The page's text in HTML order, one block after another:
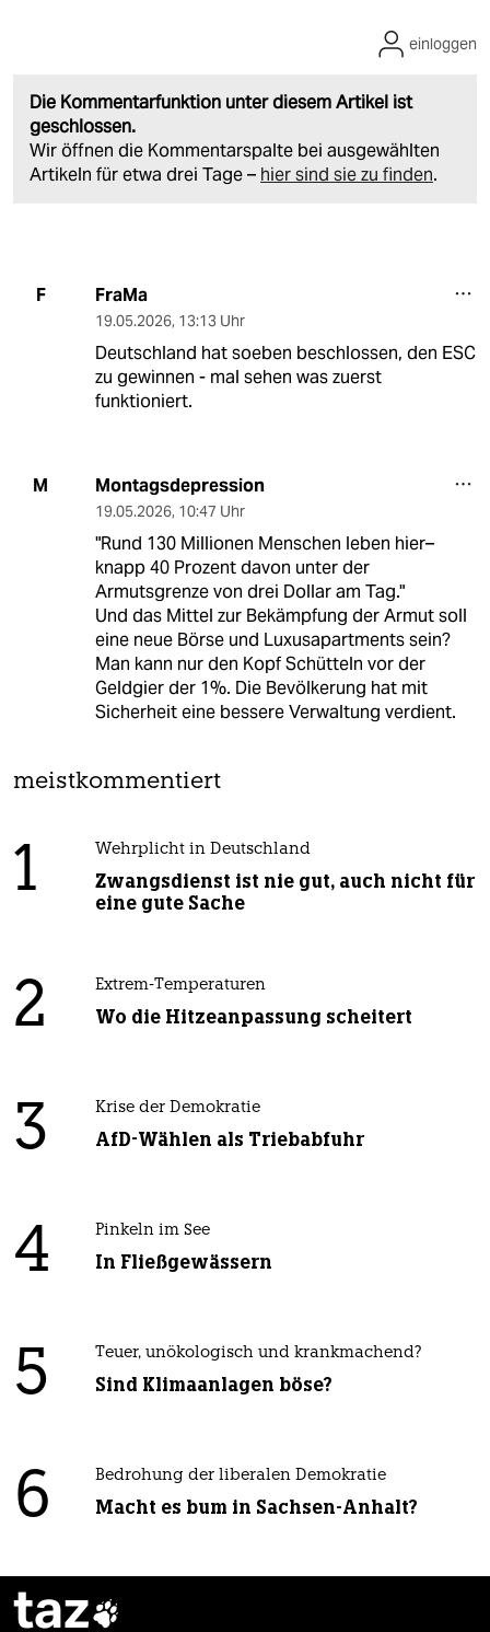
Die Kommentarfunktion unter diesem Artikel ist
geschlossen.
Wir öffnen die Kommentarspalte bei ausgewählten
Artikeln für etwa drei Tage – hier sind sie zu finden.
einloggen
F FraMa
19.05.2026, 13:13 Uhr
Deutschland hat soeben beschlossen, den ESC
zu gewinnen - mal sehen was zuerst
funktioniert.
M Montagsdepression
19.05.2026, 10:47 Uhr
"Rund 130 Millionen Menschen leben hier–
knapp 40 Prozent davon unter der
Armutsgrenze von drei Dollar am Tag."
Und das Mittel zur Bekämpfung der Armut soll
eine neue Börse und Luxusapartments sein?
Man kann nur den Kopf Schütteln vor der
Geldgier der 1%. Die Bevölkerung hat mit
Sicherheit eine bessere Verwaltung verdient.
meistkommentiert
1 Wehrplicht in Deutschland
Zwangsdienst ist nie gut, auch nicht für
eine gute Sache
2 Extrem-Temperaturen
Wo die Hitzeanpassung scheitert
3 Krise der Demokratie
AfD-Wählen als Triebabfuhr
4 Pinkeln im See
In Fließgewässern
5 Teuer, unökologisch und krankmachend?
Sind Klimaanlagen böse?
6 Bedrohung der liberalen Demokratie
Macht es bum in Sachsen-Anhalt?
taz